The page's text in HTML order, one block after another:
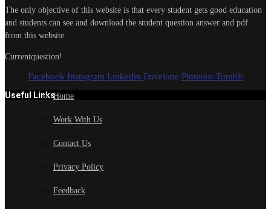
The only objective of this website is that every student gets good education
and students can see and download the student question answer and pdf
from this website.
Currentquestion!
Facebook Instagram Linkedin Envelope Pinterest Tumblr
Useful LinksHome
Work With Us
Contact Us
Privacy Policy
Feedback